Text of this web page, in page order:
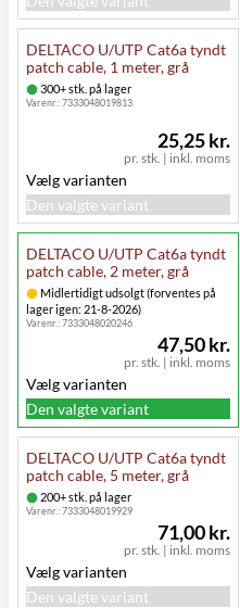
DELTACO U/UTP Cat6a tyndt
patch cable, 1 meter, grå
300+ stk. på lager
Varenr.:7333048019813
pr. stk. | inkl. moms
25,25 kr.
Vælg varianten
Den valgte variant
DELTACO U/UTP Cat6a tyndt
patch cable, 2 meter, grå
Midlertidigt udsolgt (forventes på
lager igen: 21-8-2026)
Varenr.:7333048020246
pr. stk. | inkl. moms
47,50 kr.
Vælg varianten
Den valgte variant
DELTACO U/UTP Cat6a tyndt
patch cable, 5 meter, grå
200+ stk. på lager
Varenr.:7333048019929
pr. stk. | inkl. moms
71,00 kr.
Vælg varianten
Den valgte variant